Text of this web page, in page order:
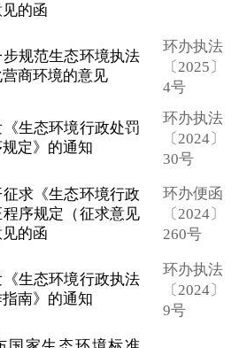
的函
规范生态环境执法
商环境的意见
环办执法
〔2025〕
4号
生态环境行政处罚
定》的通知
环办执法
〔2024〕
30号
求《生态环境行政
序规定（征求意见
的函
环办便函
〔2024〕
260号
生态环境行政执法
南》的通知
环办执法
〔2024〕
9号